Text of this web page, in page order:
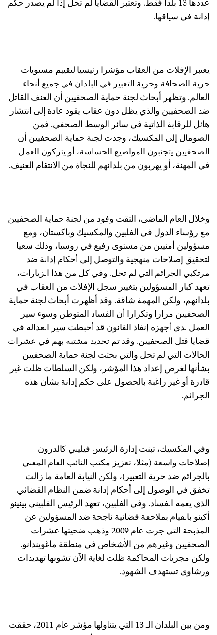
عددها 13 بلدا فقط. وتعتبر القضايا لم تحل إذا لم يصدر حكم
إدانة في سياقها.
يعتبر الإفلات من العقاب مؤشرا رئيسيا لتقييم مستويات
حرية الصحافة وحرية التعبير في البلدان في جميع أنحاء
العالم. وتظهر أبحاث لجنة حماية الصحفيين أن العنف القاتل
ضد الصحفيين والذي يظل دون عقاب يقود عادة إلى انتشار
هائل للرقابة الذاتية في سائر الوسط الصحفي. فمن
الصومال إلى المكسيك، وجدت لجنة حماية الصحفيين أن
الصحفيين يتجنبون المواضيع الحساسة، أو يتركون العمل
في المهنة، أو يهربون من بلدانهم للنجاة من الانتقام العنيف.
وخلال العام الماضي، التقت وفود من لجنة حماية الصحفيين
مع رؤساء الدول في الفلبين والمكسيك وباكستان، ومع
مسؤولين أمنيين من مستوى رفيع في روسيا، وذلك سعيا
لتحقيق إصلاحات منهجية والتوصل إلى أحكام إدانة ضد
مرتكبي الجرائم التي لم تحل. وفي كل من هذا الزيارات،
تعهد كبار المسؤولين بتغيير سجل الإفلات من العقاب في
بلدانهم، ولكن المهمة شاقة. وقد أظهرت أبحاث لجنة حماية
الصحفيين مرارا وتكرارا أن الفساد المتوطن وسوء سير
العمل لدى أجهزة إنفاذ القانون قد أحبطت سير العدالة في
قضايا قتل الصحفيين. وقد تم تحديد مشتبه بهم في عشرات
الحالات التي لم تحل والتي بحثت لجنة حماية الصحفيين
بشأنها لغرض إعداد هذا المؤشر، ولكن السلطات ظلت غير
قادرة أو غير راغبة بالحصول على حكم إدانة بشأن هذه
الجرائم.
وفي المكسيك، تبنت إدارة الرئيس فيليبي كالدرون
إصلاحات واسعة (مثلا، تعزيز مكتب النائب العام المعني
بالجرائم ضد حرية التعبير)، ولكن النيابة العامة ما زالت
تخفق في الوصول إلى أحكام إدانة ضمن النظام القضائي
الذي يعمه الفساد. وفي الفلبين، تعهد الرئيس الفلبيني بينينو
أكينو بالقيام بملاحقة قضائية ناجحة ضد المسؤولين عن
المذبحة التي جرت عام 2009 وذهب ضحيتها عشرات
الصحفيين وغيرهم من الأشخاص في منطقة ماغويندانو.
ولكن مجريات المحاكمة ظلت لغاية الآن تشوبها تهديدات
ورشاوى تستهدف الشهود.
ومن بين البلدان الـ 13 التي يتناولها مؤشر عام 2011، حققت